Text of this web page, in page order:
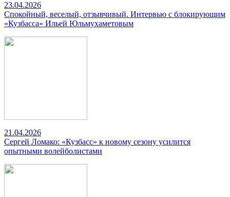
23.04.2026
Спокойный, веселый, отзывчивый. Интервью с блокирующим
«Кузбасса» Ильей Юльмухаметовым
21.04.2026
Сергей Ломако: «Кузбасс» к новому сезону усилится
опытными волейболистами